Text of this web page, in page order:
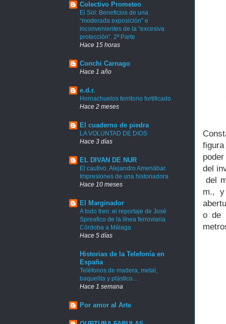
del
del
m.,
o de
Colectivo Prometeo
El Sol: Beneficios de una
“moderada exposición” e
inconvenientes de la “excesiva
protección”. 2ª Parte
Hace 15 horas
Conchi Carnago
Hace 1 año
e.d.r.
Hornachuelos territorio fortificado
Hace 2 meses
El cuaderno de piedra
LA VOLUNTAD DE DIOS
Hace 3 días
EL DIVAN DE NUR
El cautivo. Alejandro Amenábar.
Impresiones de una historiadora
Hace 10 meses
El Marginador
A todo tren: el reportaje de José
Spreafico de la línea ferroviaria
Córdoba a Málaga
Hace 5 días
Historias de la Telefonía en
España
Teléfonos de madera, metal,
baquelita y plástico…
Hace 1 semana
Por amor al Arte